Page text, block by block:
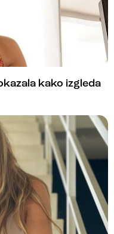
kako izgleda